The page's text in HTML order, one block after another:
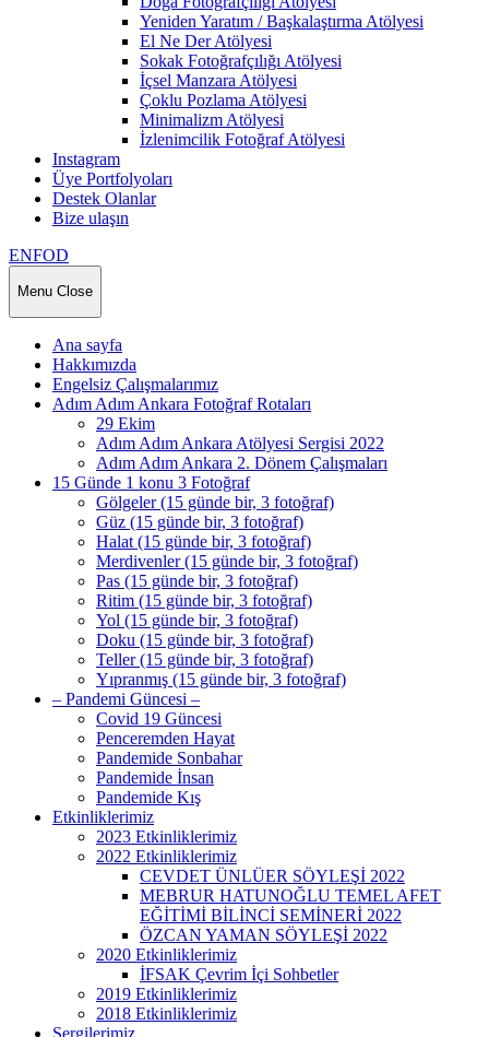
Yeniden Yaratım / Başkalaştırma Atölyesi
El Ne Der Atölyesi
Sokak Fotoğrafçılığı Atölyesi
İçsel Manzara Atölyesi
Çoklu Pozlama Atölyesi
Minimalizm Atölyesi
İzlenimcilik Fotoğraf Atölyesi
Instagram
Üye Portfolyoları
Destek Olanlar
Bize ulaşın
ENFOD
Menu Close
Ana sayfa
Hakkımızda
Engelsiz Çalışmalarımız
Adım Adım Ankara Fotoğraf Rotaları
29 Ekim
Adım Adım Ankara Atölyesi Sergisi 2022
Adım Adım Ankara 2. Dönem Çalışmaları
15 Günde 1 konu 3 Fotoğraf
Gölgeler (15 günde bir, 3 fotoğraf)
Güz (15 günde bir, 3 fotoğraf)
Halat (15 günde bir, 3 fotoğraf)
Merdivenler (15 günde bir, 3 fotoğraf)
Pas (15 günde bir, 3 fotoğraf)
Ritim (15 günde bir, 3 fotoğraf)
Yol (15 günde bir, 3 fotoğraf)
Doku (15 günde bir, 3 fotoğraf)
Teller (15 günde bir, 3 fotoğraf)
Yıpranmış (15 günde bir, 3 fotoğraf)
– Pandemi Güncesi –
Covid 19 Güncesi
Penceremden Hayat
Pandemide Sonbahar
Pandemide İnsan
Pandemide Kış
Etkinliklerimiz
2023 Etkinliklerimiz
2022 Etkinliklerimiz
CEVDET ÜNLÜER SÖYLEŞİ 2022
MEBRUR HATUNOĞLU TEMEL AFET
EĞİTİMİ BİLİNCİ SEMİNERİ 2022
ÖZCAN YAMAN SÖYLEŞİ 2022
2020 Etkinliklerimiz
İFSAK Çevrim İçi Sohbetler
2019 Etkinliklerimiz
2018 Etkinliklerimiz
Sergilerimiz